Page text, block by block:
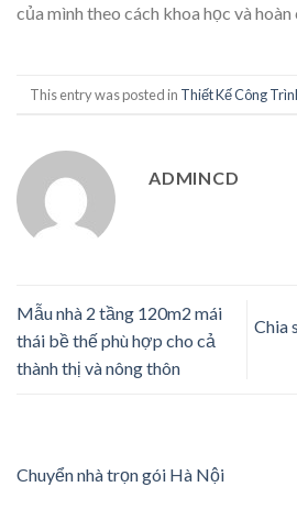
của mình theo cách khoa học và hoàn
This entry was posted in Thiết Kế Công
ADMINCD
Mẫu nhà 2 tầng 120m2 mái
thái bề thế phù hợp cho cả
thành thị và nông thôn
Chia
Chuyển nhà trọn gói Hà Nội